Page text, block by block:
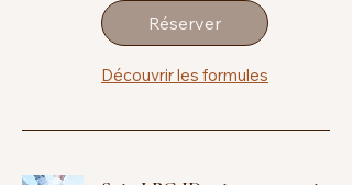
Réserver
Découvrir les formules